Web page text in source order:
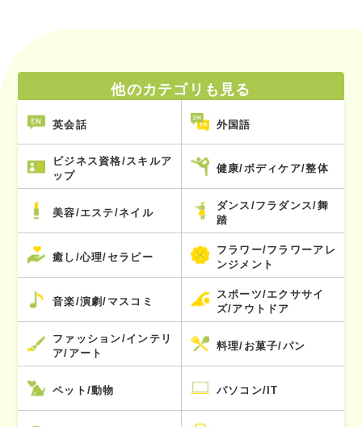
他のカテゴリも見る
英会話 外国語
ビジネス資格/スキルア
ップ
健康/ボディケア/整体
美容/エステ/ネイル
ダンス/フラダンス/舞
踏
癒し/心理/セラピー
フラワー/フラワーアレ
ンジメント
音楽/演劇/マスコミ
スポーツ/エクササイ
ズ/アウトドア
ファッション/インテリ
ア/アート
料理/お菓子/パン
ペット/動物 パソコン/IT